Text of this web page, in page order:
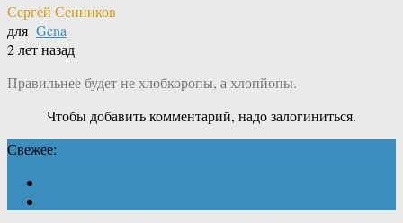
Сергей Сенников
для Gena
2 лет назад
Правильнее будет не хлобкоропы, а хлопйопы.
Чтобы добавить комментарий, надо залогиниться.
Свежее: